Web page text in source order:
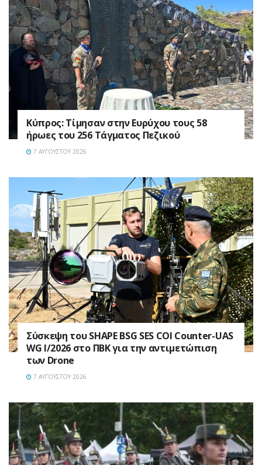
Κύπρος: Τίμησαν στην Ευρύχου τους 58
ήρωες του 256 Τάγματος Πεζικού
7 ΑΥΓΟΎΣΤΟΥ 2026
Σύσκεψη του SHAPE BSG SES COI Counter-UAS
WG I/2026 στο ΠΒΚ για την αντιμετώπιση
των Drone
7 ΑΥΓΟΎΣΤΟΥ 2026